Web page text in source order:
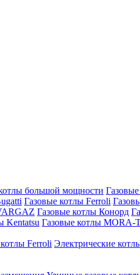
большой мощности
Газовые котлы Ferroli
Газовые котлы Конорд
Kentatsu Газовые котлы MORA-
Ferroli Электрические